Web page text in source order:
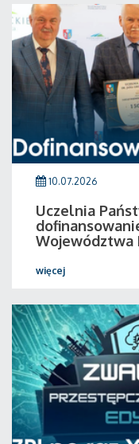
10.07.2026
Uczelnia
Województwa
więcej